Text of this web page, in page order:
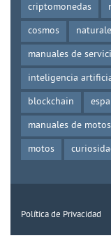
criptomonedas
cosmos
manuales de
inteligencia
blockchain
manuales de motos
motos
Política de Privacidad